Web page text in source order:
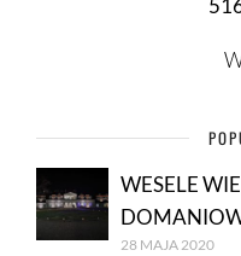
WESELE
28 MAJA 2020